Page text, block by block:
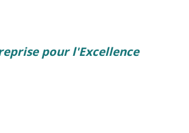
pour l'Excellence